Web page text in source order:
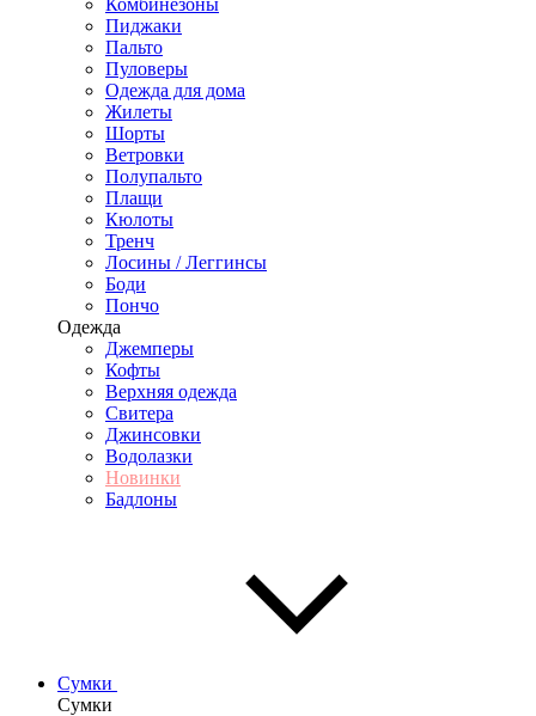
Пиджаки
Пальто
Пуловеры
Одежда для дома
Жилеты
Шорты
Ветровки
Полупальто
Плащи
Кюлоты
Тренч
Лосины / Леггинсы
Боди
Пончо
Одежда
Джемперы
Кофты
Верхняя одежда
Свитера
Джинсовки
Водолазки
Новинки
Бадлоны
Сумки
Сумки